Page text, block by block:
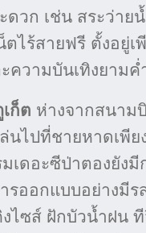
วก เช่น สระว่าย
ไร้สายฟรี ตั้งอยู่
ความบันเทิงยามค่
ก็ต ห่างจากสนาม
นไปที่ชายหาดเพี
มเดอะซีป่าตองยัง
รออกแบบอย่างมี
ไซส์ ฝักบัวน้ำฝน